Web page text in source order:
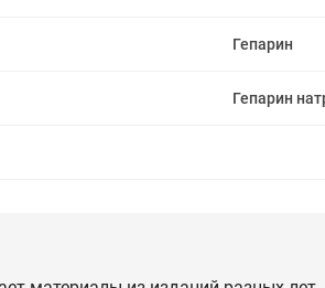
Гепарин
Гепарин